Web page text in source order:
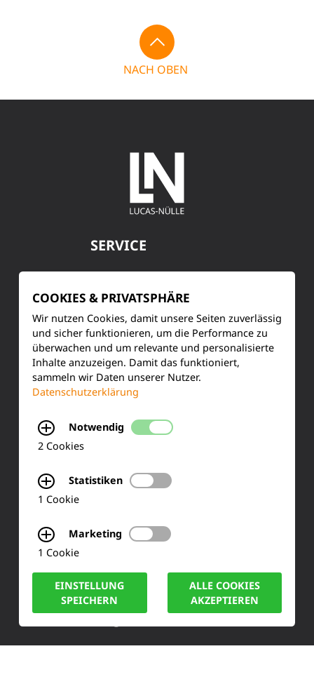
NACH OBEN
SERVICE
Training & Schulung
Ihre Meinung
50170 Kerpen
Fax: +49 (0) 2273 567 30
COOKIES & PRIVATSPHÄRE
Wir nutzen Cookies, damit unsere Seiten zuverlässig
und sicher funktionieren, um die Performance zu
überwachen und um relevante und personalisierte
Inhalte anzuzeigen. Damit das funktioniert,
sammeln wir Daten unserer Nutzer.
Datenschutzerklärung
Notwendig
2 Cookies
Statistiken
1 Cookie
Marketing
1 Cookie
EINSTELLUNG
SPEICHERN
ALLE COOKIES
AKZEPTIEREN